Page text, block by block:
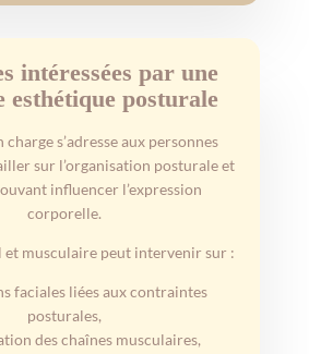
intéressées par une
esthétique posturale
s’adresse aux personnes
sur l’organisation posturale et
influencer l’expression
corporelle.
et musculaire peut intervenir sur :
faciales liées aux contraintes
posturales,
des chaînes musculaires,